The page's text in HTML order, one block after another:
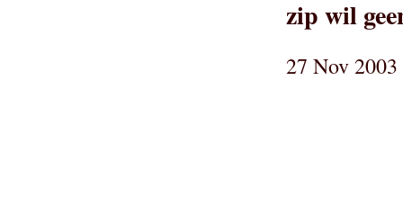
zip wil
27 Nov